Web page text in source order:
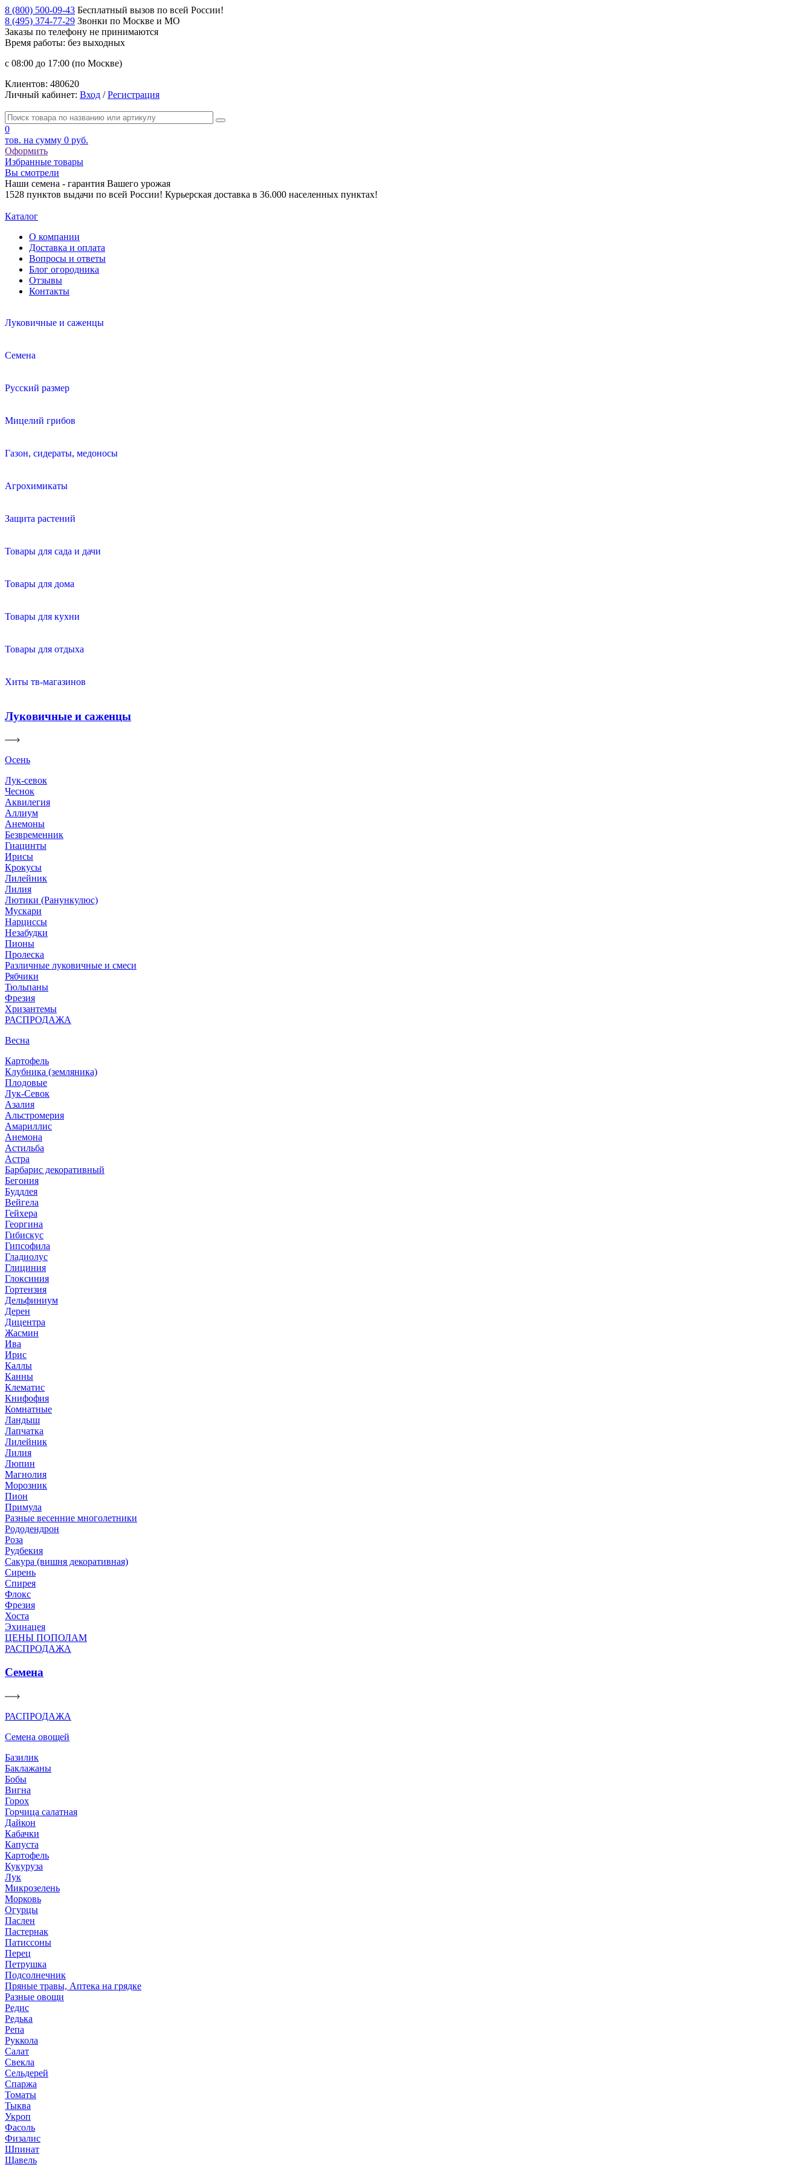
8 (800) 500-09-43 Бесплатный вызов по всей России!
8 (495) 374-77-29 Звонки по Москве и МО
Заказы по телефону не принимаются
Время работы: без выходных
с 08:00 до 17:00 (по Москве)
Клиентов: 480620
Личный кабинет: Вход /Регистрация
0
тов. на сумму 0 руб.
Оформить
Избранные товары
Вы смотрели
Наши семена - гарантия Вашего урожая
1528 пунктов выдачи по всей России! Курьерская доставка в 36.000 населенных пунктах!
Каталог
О компании
Доставка и оплата
Вопросы и ответы
Блог огородника
Отзывы
Контакты
Луковичные и саженцы
Семена
Русский размер
Мицелий грибов
Газон, сидераты, медоносы
Агрохимикаты
Защита растений
Товары для сада и дачи
Товары для дома
Товары для кухни
Товары для отдыха
Хиты тв-магазинов
Луковичные и саженцы
Осень
Лук-севок
Чеснок
Аквилегия
Аллиум
Анемоны
Безвременник
Гиацинты
Ирисы
Крокусы
Лилейник
Лилия
Лютики (Ранункулюс)
Мускари
Нарцисcы
Незабудки
Пионы
Пролеска
Различные луковичные и смеси
Рябчики
Тюльпаны
Фрезия
Хризантемы
РАСПРОДАЖА
Весна
Картофель
Клубника (земляника)
Плодовые
Лук-Севок
Азалия
Альстромерия
Амариллис
Анемона
Астильба
Астра
Барбарис декоративный
Бегония
Буддлея
Вейгела
Гейхера
Георгина
Гибискус
Гипсофила
Гладиолус
Глициния
Глоксиния
Гортензия
Дельфиниум
Дерен
Дицентра
Жасмин
Ива
Ирис
Каллы
Канны
Клематис
Книфофия
Комнатные
Ландыш
Лапчатка
Лилейник
Лилия
Люпин
Магнолия
Морозник
Пион
Примула
Разные весенние многолетники
Рододендрон
Роза
Рудбекия
Сакура (вишня декоративная)
Сирень
Спирея
Флокс
Фрезия
Хоста
Эхинацея
ЦЕНЫ ПОПОЛАМ
РАСПРОДАЖА
Семена
РАСПРОДАЖА
Семена овощей
Базилик
Баклажаны
Бобы
Вигна
Горох
Горчица салатная
Дайкон
Кабачки
Капуста
Картофель
Кукуруза
Лук
Микрозелень
Морковь
Огурцы
Паслен
Пастернак
Патиссоны
Перец
Петрушка
Подсолнечник
Пряные травы, Аптека на грядке
Разные овощи
Редис
Редька
Репа
Руккола
Салат
Свекла
Сельдерей
Спаржа
Томаты
Тыква
Укроп
Фасоль
Физалис
Шпинат
Щавель